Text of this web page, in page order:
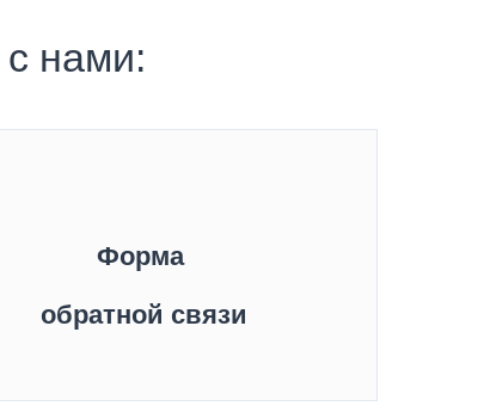
нами:
Форма
обратной связи